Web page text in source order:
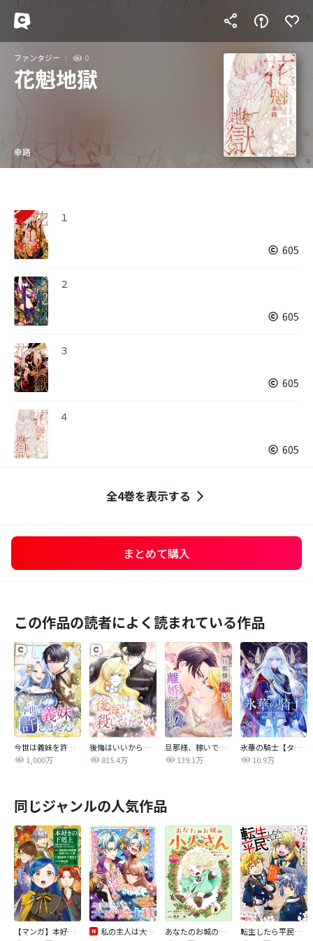
ファンタジー 0
花魁地獄
幸路
１
605
２
605
３
605
４
605
全4巻を表示する
まとめて購入
この作品の読者によく読まれている作品
今世は義妹を許しません
1,000万
後悔はいいから殺してください
815.4万
旦那様、稼いで離婚させていただきます！
139.1万
氷華の騎士【タテヨミ】
10.9万
同じジャンルの人気作品
【マンガ】本好きの下剋上 第四部
私の主人は大きな犬系騎士様
あなたのお城の小人さん ～御飯下さい、働きますっ～（コミック）【分冊版】
転生したら平民でした。～生活水準に耐えられないので貴族を目指します～（コミック）